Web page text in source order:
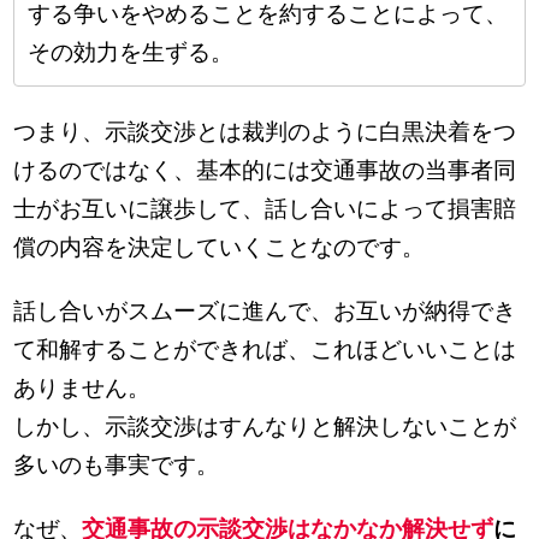
する争いをやめることを約することによって、
その効力を生ずる。
つまり、示談交渉とは裁判のように白黒決着をつ
けるのではなく、基本的には交通事故の当事者同
士がお互いに譲歩して、話し合いによって損害賠
償の内容を決定していくことなのです。
話し合いがスムーズに進んで、お互いが納得でき
て和解することができれば、これほどいいことは
ありません。
しかし、示談交渉はすんなりと解決しないことが
多いのも事実です。
なぜ、交通事故の示談交渉はなかなか解決せずに